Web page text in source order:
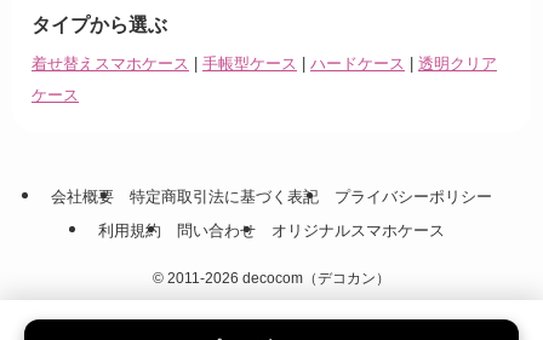
タイプから選ぶ
着せ替えスマホケース 手帳型ケース ハードケース
透明クリア
ケース
会社概要 特定商取引法に基づく表記
プライバシーポリシー
利用規約
問い合わせ オリジナルスマホケース
© 2011-2026 decocom（デコカン）